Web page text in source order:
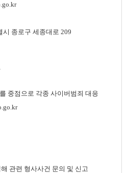
시 종로구 세종대로 209
중점으로 각종 사이버범죄 대응
관련 형사사건 문의 및 신고